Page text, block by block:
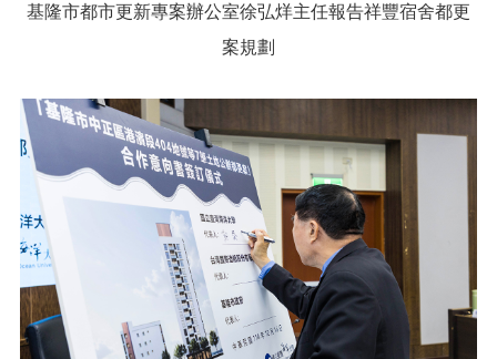
基隆市都市更新專案辦公室徐弘烊主任報告祥豐宿舍都更
案規劃